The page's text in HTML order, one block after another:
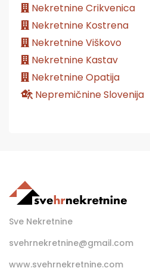
Nekretnine Crikvenica
Nekretnine Kostrena
Nekretnine Viškovo
Nekretnine Kastav
Nekretnine Opatija
Nepremičnine Slovenija
Sve Nekretnine
svehrnekretnine@gmail.com
www.svehrnekretnine.com